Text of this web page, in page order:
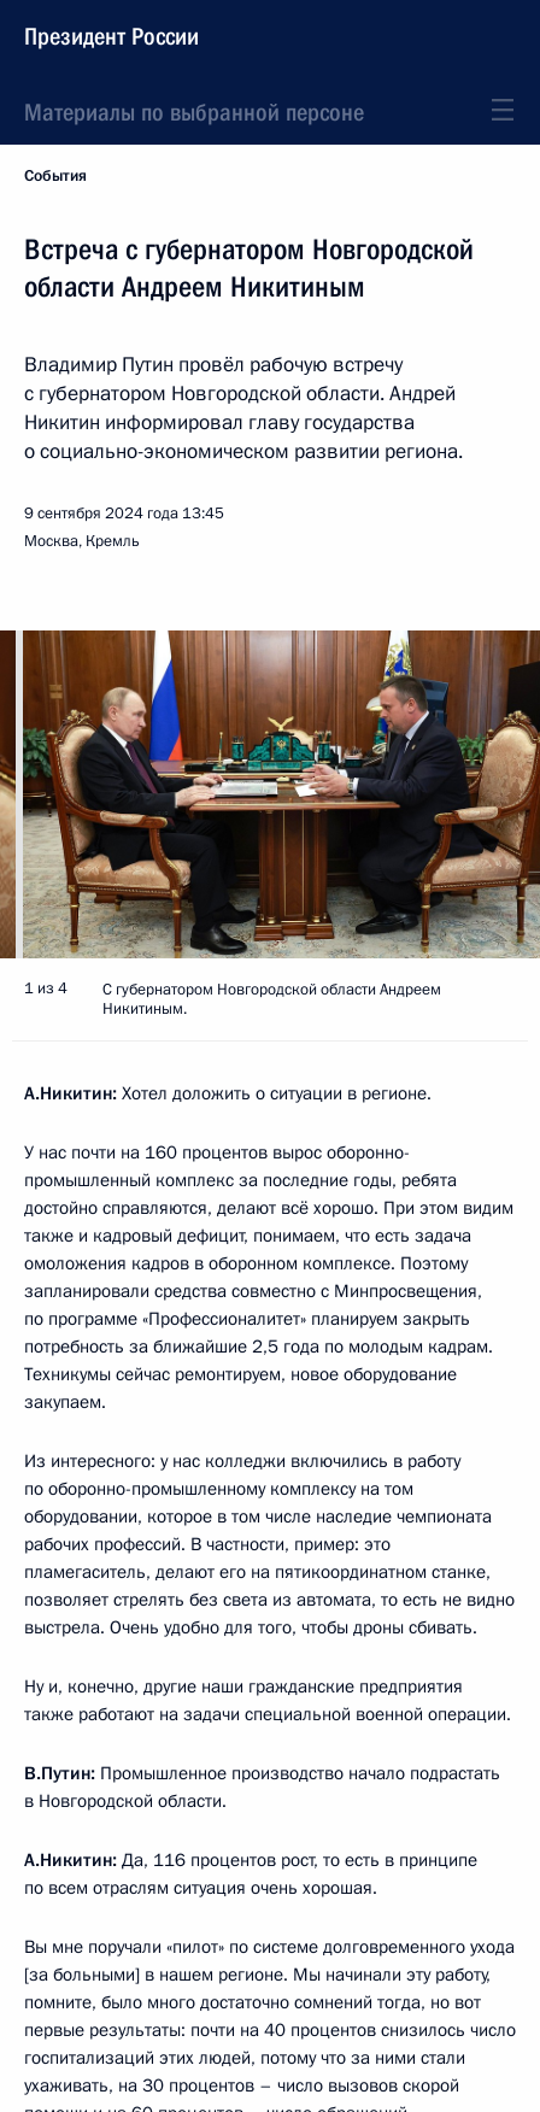
Президент России
Материалы по выбранной персоне
События
Встреча с губернатором Новгородской
области Андреем Никитиным
Владимир Путин провёл рабочую встречу
с губернатором Новгородской области. Андрей
Никитин информировал главу государства
о социально-экономическом развитии региона.
9 сентября 2024 года 13:45
Москва, Кремль
1 из 4
С губернатором Новгородской области Андреем
Никитиным.
А.Никитин: Хотел доложить о ситуации в регионе.
У нас почти на 160 процентов вырос оборонно-
промышленный комплекс за последние годы, ребята
достойно справляются, делают всё хорошо. При этом видим
также и кадровый дефицит, понимаем, что есть задача
омоложения кадров в оборонном комплексе. Поэтому
запланировали средства совместно с Минпросвещения,
по программе «Профессионалитет» планируем закрыть
потребность за ближайшие 2,5 года по молодым кадрам.
Техникумы сейчас ремонтируем, новое оборудование
закупаем.
Из интересного: у нас колледжи включились в работу
по оборонно-промышленному комплексу на том
оборудовании, которое в том числе наследие чемпионата
рабочих профессий. В частности, пример: это
пламегаситель, делают его на пятикоординатном станке,
позволяет стрелять без света из автомата, то есть не видно
выстрела. Очень удобно для того, чтобы дроны сбивать.
Ну и, конечно, другие наши гражданские предприятия
также работают на задачи специальной военной операции.
В.Путин: Промышленное производство начало подрастать
в Новгородской области.
А.Никитин: Да, 116 процентов рост, то есть в принципе
по всем отраслям ситуация очень хорошая.
Вы мне поручали «пилот» по системе долговременного ухода
[за больными] в нашем регионе. Мы начинали эту работу,
помните, было много достаточно сомнений тогда, но вот
первые результаты: почти на 40 процентов снизилось число
госпитализаций этих людей, потому что за ними стали
ухаживать, на 30 процентов – число вызовов скорой